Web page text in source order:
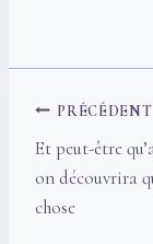
Navigation
de
l’article
PRÉCÉDENT
Et peut-être
on découvrira
chose